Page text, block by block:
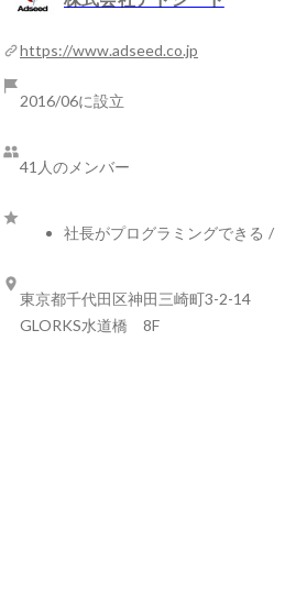
https://www.adseed.co.jp
2016/06に設立
41人のメンバー
社長がプログラミングできる /
東京都千代田区神田三崎町3-2-14
GLORKS水道橋 8F